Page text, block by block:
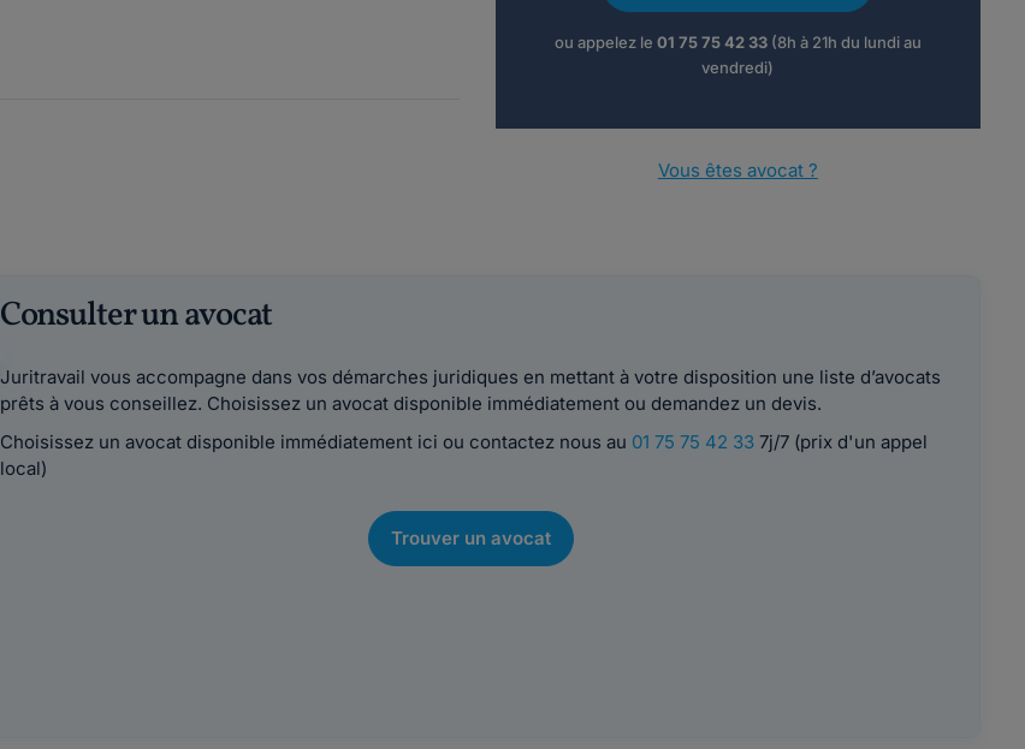
ou appelez le 01 75 75 42 33(8h à 21h du lundi au
vendredi)
Vous êtes avocat ?
Consulter un avocat
Juritravail vous accompagne dans vos démarches juridiques en mettant à votre disposition une liste d’avocats
prêts à vous conseillez. Choisissez un avocat disponible immédiatement ou demandez un devis.
Choisissez un avocat disponible immédiatement ici ou contactez nous au 01 75 75 42 337j/7 (prix d'un appel
local)
Trouver un avocat